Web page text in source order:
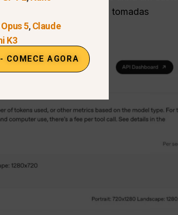
acabamento refinado, tomadas
5,Claude
K3
COMECE AGORA